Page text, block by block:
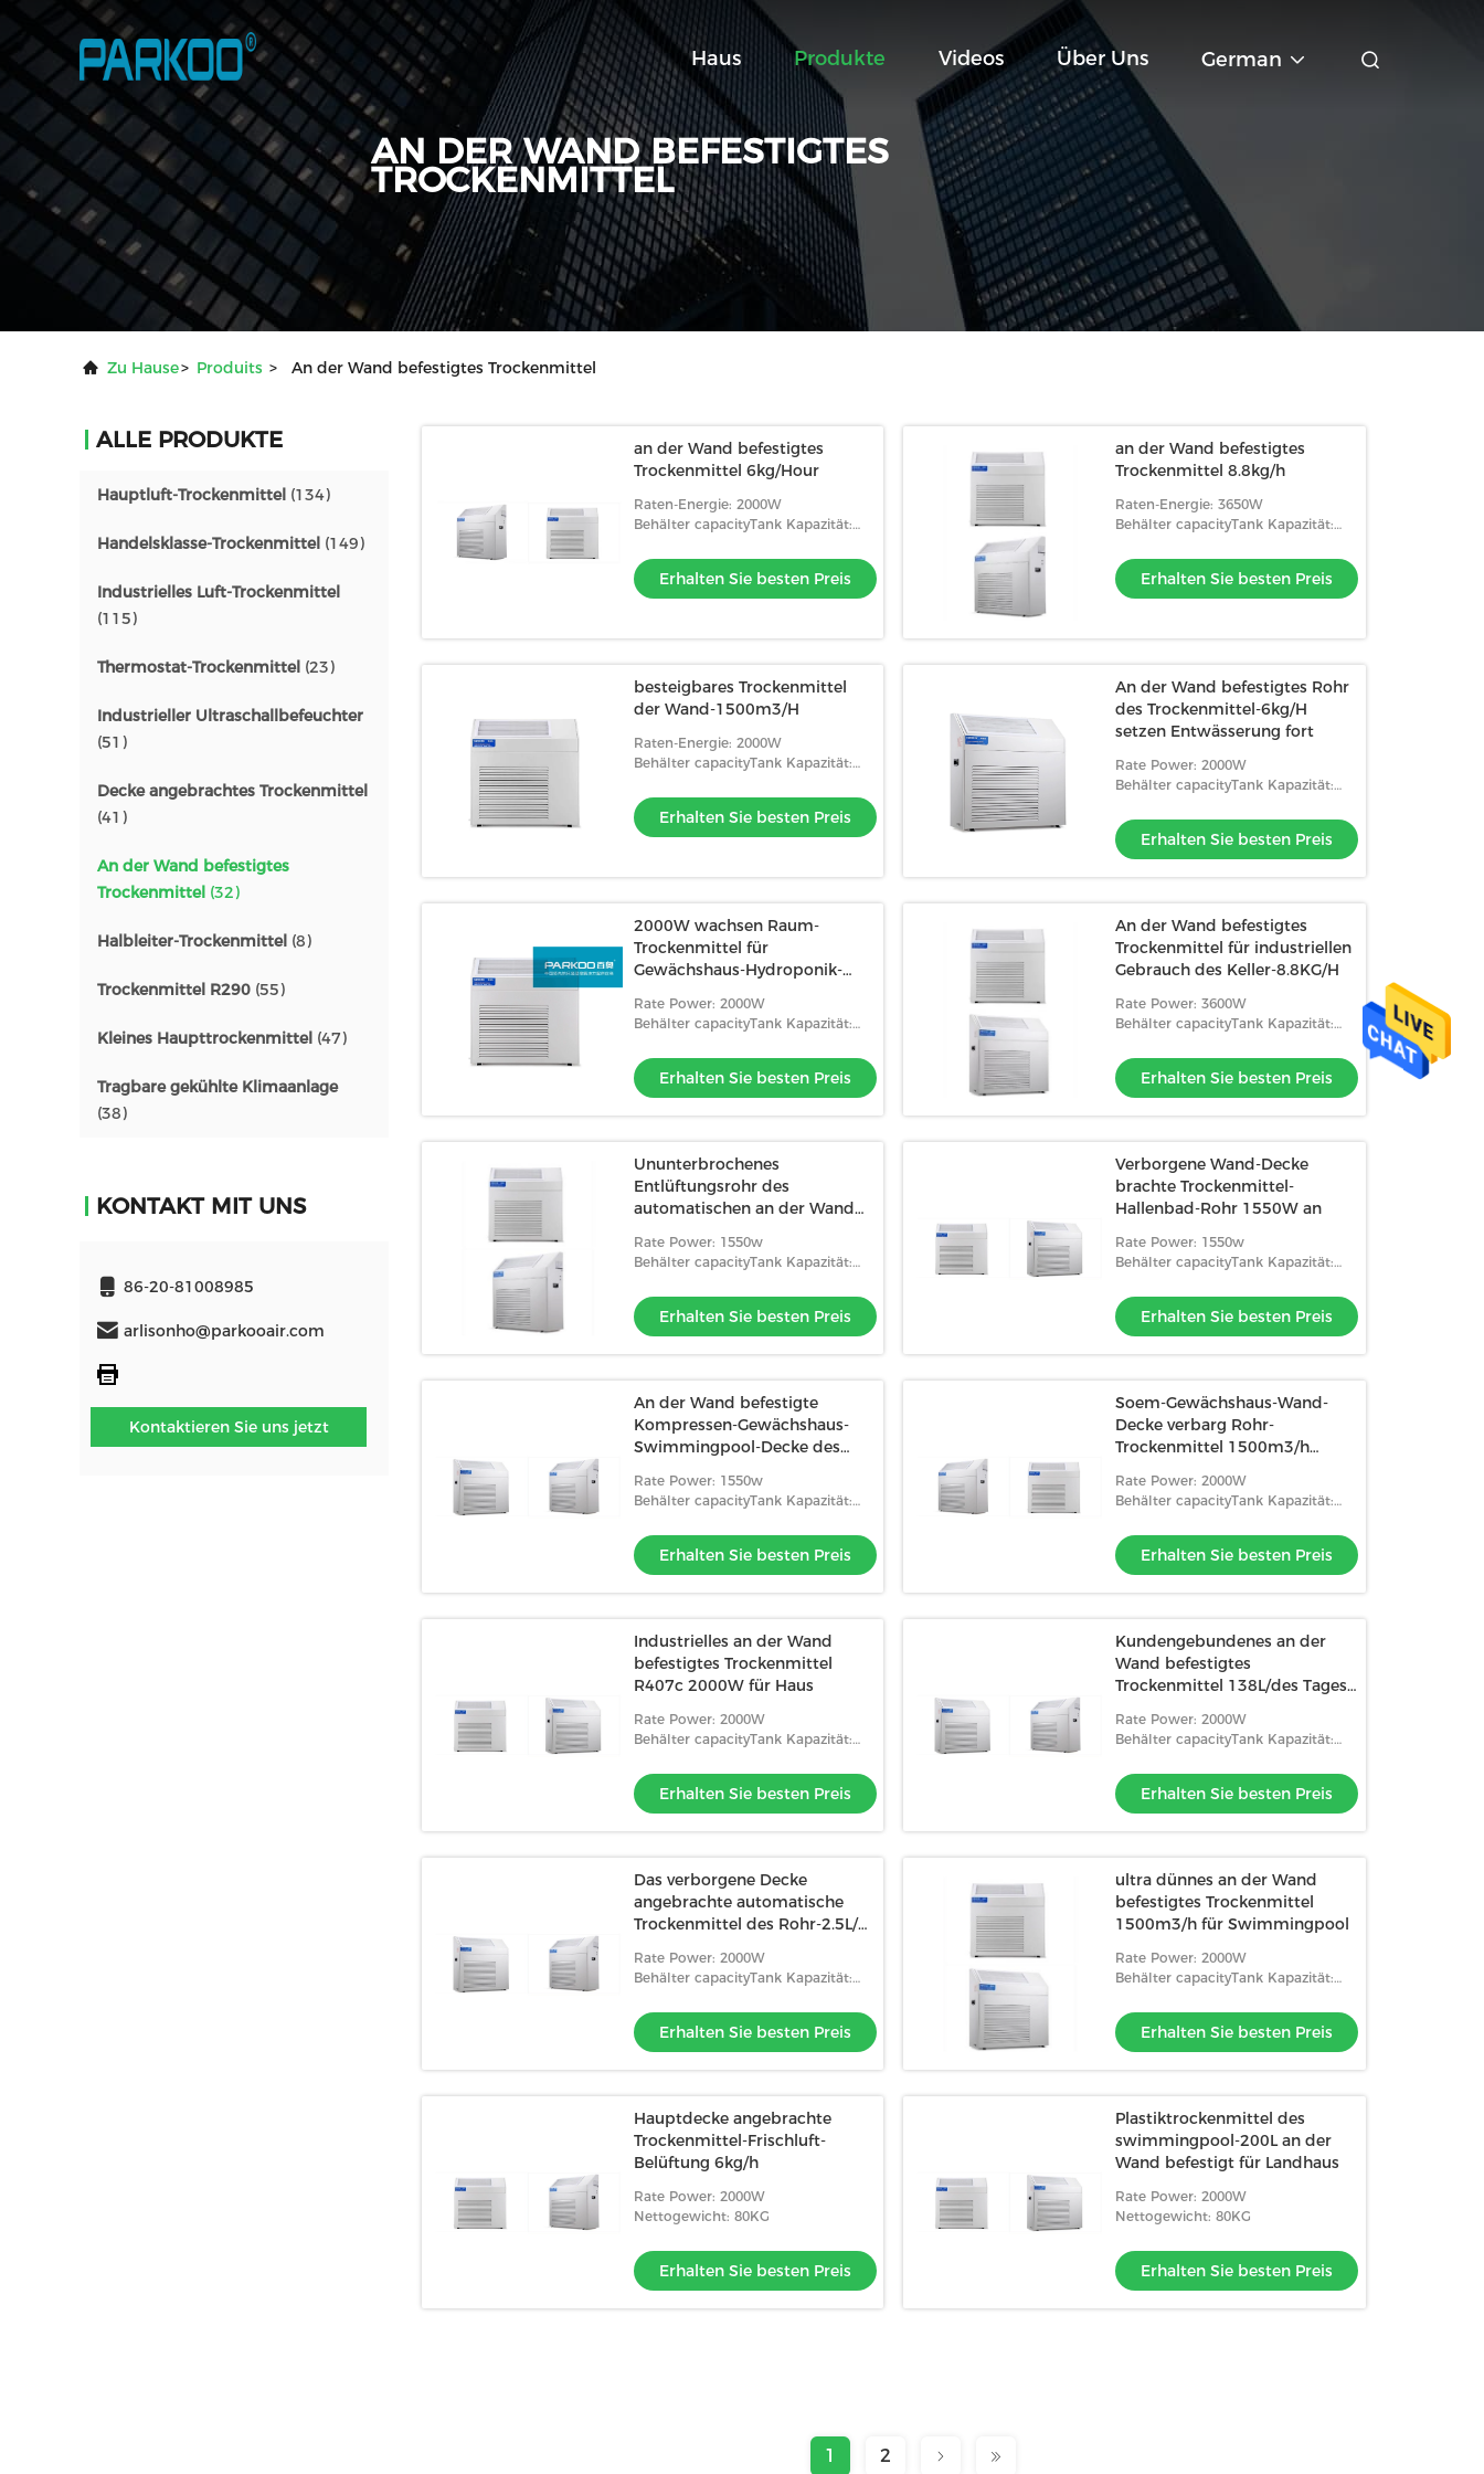
Haus Produkte Videos Über Uns German
AN DER WAND BEFESTIGTES
TROCKENMITTEL
Zu Hause> Produits > An der Wand befestigtes Trockenmittel
ALLE PRODUKTE
Hauptluft-Trockenmittel (134)
Handelsklasse-Trockenmittel (149)
Industrielles Luft-Trockenmittel
(115)
Thermostat-Trockenmittel (23)
Industrieller Ultraschallbefeuchter
(51)
Decke angebrachtes Trockenmittel
(41)
An der Wand befestigtes
Trockenmittel (32)
Halbleiter-Trockenmittel (8)
Trockenmittel R290 (55)
Kleines Haupttrockenmittel (47)
Tragbare gekühlte Klimaanlage
(38)
KONTAKT MIT UNS
86-20-81008985
arlisonho@parkooair.com
Kontaktieren Sie uns jetzt
an der Wand befestigtes
Trockenmittel 6kg/Hour
Raten-Energie: 2000W
Behälter capacityTank Kapazität:
Erhalten Sie besten Preis
an der Wand befestigtes
Trockenmittel 8.8kg/h
Raten-Energie: 3650W
Behälter capacityTank Kapazität:
Erhalten Sie besten Preis
besteigbares Trockenmittel
der Wand-1500m3/H
Raten-Energie: 2000W
Behälter capacityTank Kapazität:
Erhalten Sie besten Preis
An der Wand befestigtes Rohr
des Trockenmittel-6kg/H
setzen Entwässerung fort
Rate Power: 2000W
Behälter capacityTank Kapazität:
Erhalten Sie besten Preis
2000W wachsen Raum-
Trockenmittel für
Gewächshaus-Hydroponik-
Rate Power: 2000W
Behälter capacityTank Kapazität:
Erhalten Sie besten Preis
An der Wand befestigtes
Trockenmittel für industriellen
Gebrauch des Keller-8.8KG/H
Rate Power: 3600W
Behälter capacityTank Kapazität:
Erhalten Sie besten Preis
Ununterbrochenes
Entlüftungsrohr des
automatischen an der Wand
120L/D
Rate Power: 1550w
Behälter capacityTank Kapazität:
Erhalten Sie besten Preis
Verborgene Wand-Decke
brachte Trockenmittel-
Hallenbad-Rohr 1550W an
Rate Power: 1550w
Behälter capacityTank Kapazität:
Erhalten Sie besten Preis
An der Wand befestigte
Kompressen-Gewächshaus-
Swimmingpool-Decke des
Rate Power: 1550w
Behälter capacityTank Kapazität:
Erhalten Sie besten Preis
Soem-Gewächshaus-Wand-
Decke verbarg Rohr-
Trockenmittel 1500m3/h
Rate Power: 2000W
Behälter capacityTank Kapazität:
Erhalten Sie besten Preis
Industrielles an der Wand
befestigtes Trockenmittel
R407c 2000W für Haus
Rate Power: 2000W
Behälter capacityTank Kapazität:
Erhalten Sie besten Preis
Kundengebundenes an der
Wand befestigtes
Trockenmittel 138L/des Tages
Rate Power: 2000W
Behälter capacityTank Kapazität:
Erhalten Sie besten Preis
Das verborgene Decke
angebrachte automatische
Trockenmittel des Rohr-2.5L/H
Rate Power: 2000W
Behälter capacityTank Kapazität:
Erhalten Sie besten Preis
ultra dünnes an der Wand
befestigtes Trockenmittel
1500m3/h für Swimmingpool
Rate Power: 2000W
Behälter capacityTank Kapazität:
Erhalten Sie besten Preis
Hauptdecke angebrachte
Trockenmittel-Frischluft-
Belüftung 6kg/h
Rate Power: 2000W
Nettogewicht: 80KG
Erhalten Sie besten Preis
Plastiktrockenmittel des
swimmingpool-200L an der
Wand befestigt für Landhaus
Rate Power: 2000W
Nettogewicht: 80KG
Erhalten Sie besten Preis
1 2